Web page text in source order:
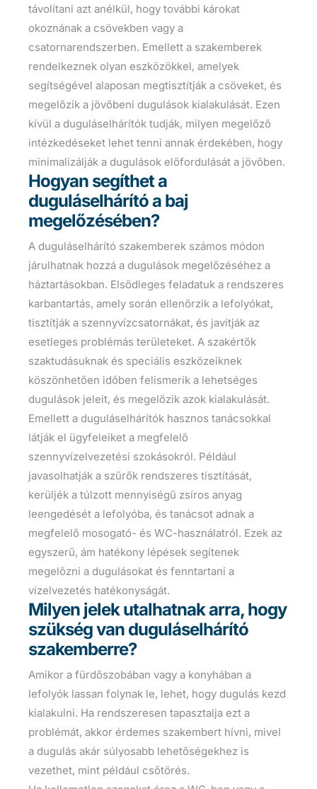
távolítani azt anélkül, hogy további károkat
okoznának a csövekben vagy a
csatornarendszerben. Emellett a szakemberek
rendelkeznek olyan eszközökkel, amelyek
segítségével alaposan megtisztítják a csöveket, és
megelőzik a jövőbeni dugulások kialakulását. Ezen
kívül a duguláselhárítók tudják, milyen megelőző
intézkedéseket lehet tenni annak érdekében, hogy
minimalizálják a dugulások előfordulását a jövőben.
Hogyan segíthet a
duguláselhárító a baj
megelőzésében?
A duguláselhárító szakemberek számos módon
járulhatnak hozzá a dugulások megelőzéséhez a
háztartásokban. Elsődleges feladatuk a rendszeres
karbantartás, amely során ellenőrzik a lefolyókat,
tisztítják a szennyvízcsatornákat, és javítják az
esetleges problémás területeket. A szakértők
szaktudásuknak és speciális eszközeiknek
köszönhetően időben felismerik a lehetséges
dugulások jeleit, és megelőzik azok kialakulását.
Emellett a duguláselhárítók hasznos tanácsokkal
látják el ügyfeleiket a megfelelő
szennyvízelvezetési szokásokról. Például
javasolhatják a szűrők rendszeres tisztítását,
kerüljék a túlzott mennyiségű zsíros anyag
leengedését a lefolyóba, és tanácsot adnak a
megfelelő mosogató- és WC-használatról. Ezek az
egyszerű, ám hatékony lépések segítenek
megelőzni a dugulásokat és fenntartani a
vízelvezetés hatékonyságát.
Milyen jelek utalhatnak arra, hogy
szükség van duguláselhárító
szakemberre?
Amikor a fürdőszobában vagy a konyhában a
lefolyók lassan folynak le, lehet, hogy dugulás kezd
kialakulni. Ha rendszeresen tapasztalja ezt a
problémát, akkor érdemes szakembert hívni, mivel
a dugulás akár súlyosabb lehetőségekhez is
vezethet, mint például csőtörés.